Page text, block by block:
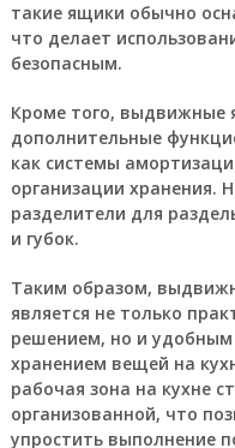
такие ящики обычно
что делает
безопасным.
Кроме того, выдвижные
дополнительные
как системы
организации хранения.
разделители для
и губок.
Таким образом,
является не только
решением, но и удобным
хранением вещей на
рабочая зона на кухне
организованной, что
упростить выполнение